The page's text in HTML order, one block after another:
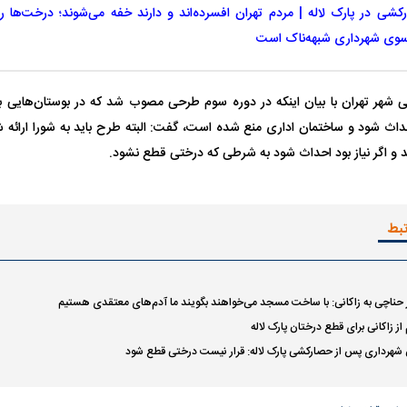
در پارک لاله | مردم تهران افسرده‌اند و دارند خفه می‌شوند؛
شهر تهران با بیان اینکه در دوره سوم طرحی مصوب شد که در
شود و ساختمان اداری منع شده است، گفت: البته طرح باید به شورا
و اگر نیاز بود احداث شود به شرطی که درختی قطع نشود.
حناچی به زاکانی: با ساخت مسجد می‌خواهند بگویند ما آدم‌های معتقدی هستیم
زاکانی برای قطع درختان پارک لاله
شهرداری پس از حصارکشی پارک لاله: قرار نیست درختی قطع شود
ناشناس که
مرگ دلخراش دختر ۱۸ ساله بر اثر برق
گرفتگی
منتفی شد؛
انتخاب تیم جدید
اولین چالش حقوقی استقلال
پیش از شروع